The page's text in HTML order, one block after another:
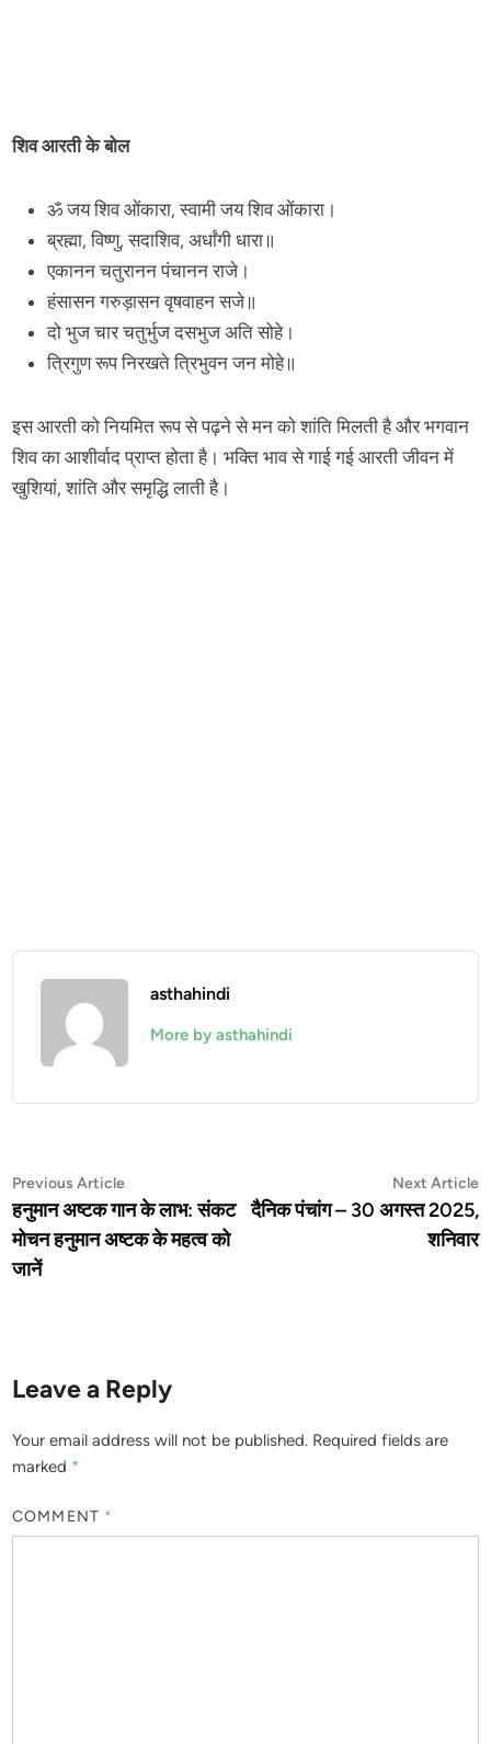
शिव आरती के बोल
ॐ जय शिव ओंकारा, स्वामी जय शिव ओंकारा।
ब्रह्मा, विष्णु, सदाशिव, अर्धांगी धारा॥
एकानन चतुरानन पंचानन राजे।
हंसासन गरुड़ासन वृषवाहन सजे॥
दो भुज चार चतुर्भुज दसभुज अति सोहे।
त्रिगुण रूप निरखते त्रिभुवन जन मोहे॥
इस आरती को नियमित रूप से पढ़ने से मन को शांति मिलती है और भगवान
शिव का आशीर्वाद प्राप्त होता है। भक्ति भाव से गाई गई आरती जीवन में
खुशियां, शांति और समृद्धि लाती है।
asthahindi
More by asthahindi
Post
navigation
Previous ArticlePrevious
article:
हनुमान अष्टक गान के लाभ: संकट
मोचन हनुमान अष्टक के महत्व को
जानें
Next Article
दैनिक पंचांग – 30 अगस्त 2025,
शनिवार
Leave a Reply
Your email address will not be published. Required fields are
marked *
COMMENT *